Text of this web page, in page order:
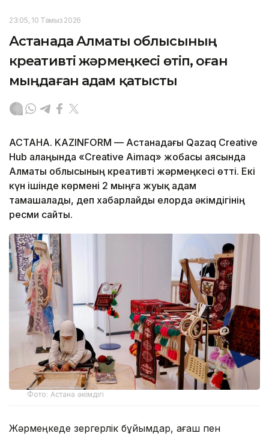
23:05, 10 Тамыз 2026
Астанада Алматы облысының
креативті жәрмеңкесі өтіп, оған
мыңдаған адам қатысты
АСТАНА. KAZINFORM — Астанадағы Qazaq Creative
Hub алаңында «Creative Aimaq» жобасы аясында
Алматы облысының креативті жәрмеңкесі өтті. Екі
күн ішінде көрмені 2 мыңға жуық адам
тамашалады, деп хабарлайды елорда әкімдігінің
ресми сайты.
Фото: Астана әкімдігі
Жәрмеңкеде зергерлік бұйымдар, ағаш пен